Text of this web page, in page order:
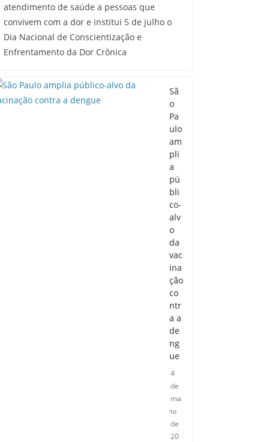
atendimento de saúde a pessoas que
convivem com a dor e institui 5 de julho o
Dia Nacional de Conscientização e
Enfrentamento da Dor Crônica
Sã
o
Pa
ulo
am
pli
a
pú
bli
co-
alv
o
da
vac
ina
ção
co
ntr
a a
de
ng
ue
4
de
ma
io
de
20